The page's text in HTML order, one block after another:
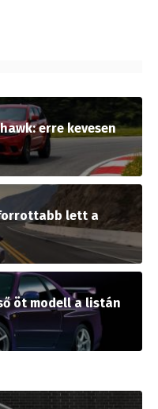
erre kevesen
lett a
öt modell a listán